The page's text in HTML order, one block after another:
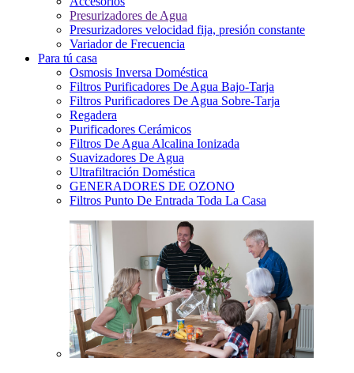
Presurizadores de Agua
Presurizadores velocidad fija, presión constante
Variador de Frecuencia
Para tú casa
Osmosis Inversa Doméstica
Filtros Purificadores De Agua Bajo-Tarja
Filtros Purificadores De Agua Sobre-Tarja
Regadera
Purificadores Cerámicos
Filtros De Agua Alcalina Ionizada
Suavizadores De Agua
Ultrafiltración Doméstica
GENERADORES DE OZONO
Filtros Punto De Entrada Toda La Casa